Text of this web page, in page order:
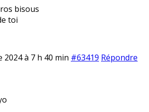
bisous
toi
2024 à 7 h 40 min #63419 Répondre